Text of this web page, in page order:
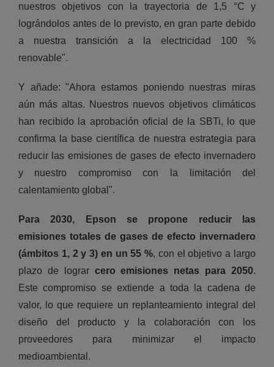
nuestros objetivos con la trayectoria de 1,5 °C y
lográndolos antes de lo previsto, en gran parte debido
a nuestra transición a la electricidad 100 %
renovable".
Y añade: "Ahora estamos poniendo nuestras miras
aún más altas. Nuestros nuevos objetivos climáticos
han recibido la aprobación oficial de la SBTi, lo que
confirma la base científica de nuestra estrategia para
reducir las emisiones de gases de efecto invernadero
y nuestro compromiso con la limitación del
calentamiento global".
Para 2030, Epson se propone reducir las
emisiones totales de gases de efecto invernadero
(ámbitos 1, 2 y 3) en un 55 %, con el objetivo a largo
plazo de lograr cero emisiones netas para 2050.
Este compromiso se extiende a toda la cadena de
valor, lo que requiere un replanteamiento integral del
diseño del producto y la colaboración con los
proveedores para minimizar el impacto
medioambiental.